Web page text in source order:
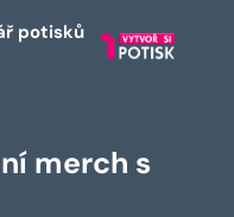
potisků
merch s